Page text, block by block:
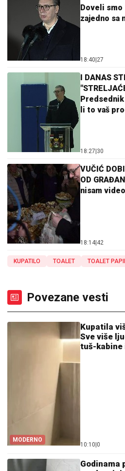
Doveli
zajedno sa
18:40 27
I DANAS
li to vaš
18:27 30
VUČIĆ
OD
nisam
18:14 42
KUPATILO TOALET TOALET
Povezane vesti
MODERNO
Kupatila
Sve više
tuš-kabine
10:10 0
Godinama